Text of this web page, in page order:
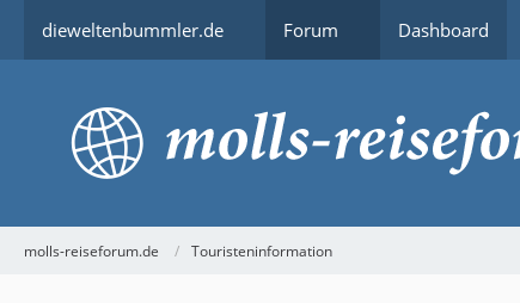
dieweltenbummler.de Forum Dashboard
molls-reiseforum.de Touristeninformation